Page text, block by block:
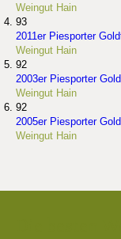
Weingut Hain
93
2011er Piesporter
Weingut Hain
92
2003er Piesporter
Weingut Hain
92
2005er Piesporter
Weingut Hain